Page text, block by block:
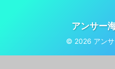
アンサー
© 2026 アンサ